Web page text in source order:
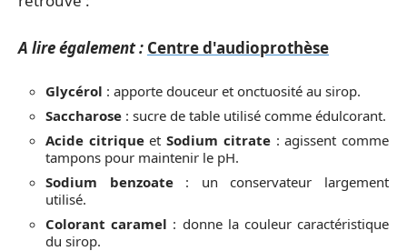
A lire également : Centre d'audioprothèse
Glycérol : apporte douceur et onctuosité au sirop.
Saccharose : sucre de table utilisé comme édulcorant.
Acide citriqueetSodium citrate: agissent comme
tampons pour maintenir le pH.
Sodium benzoate: un conservateur largement
utilisé.
Colorant caramel : donne la couleur caractéristique
du sirop.